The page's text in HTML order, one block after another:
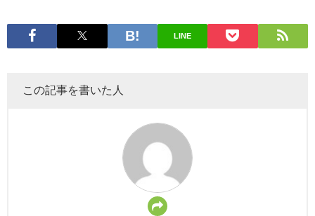
LINE
この記事を書いた人